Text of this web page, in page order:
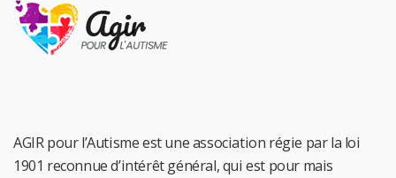
AGIR pour l’Autisme est une association régie par la loi
1901 reconnue d’intérêt général, qui est pour mais